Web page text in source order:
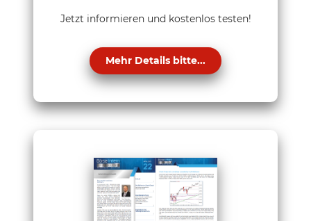
Jetzt informieren und kostenlos testen!
Mehr Details bitte...